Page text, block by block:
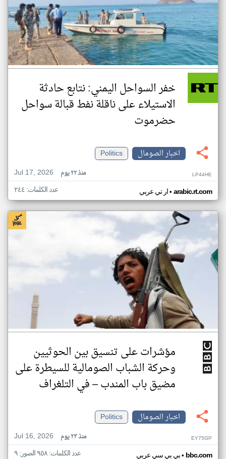
خفر السواحل اليمني: نتابع حادثة
الاستيلاء على ناقلة نفط قبالة سواحل
حضرموت
اخبار الصومال
Politics
Jul 17, 2026
منذ ٢٢ يوم LP44HE
ار تي عربي• arabic.rt.com عدد الكلمات: ٢٤٤
مؤشرات على تنسيق بين الحوثيين
وحركة الشباب الصومالية للسيطرة على
مضيق باب المندب – في التلغراف
اخبار الصومال
Politics
Jul 16, 2026
منذ ٢٣ يوم EY75GP
بي بي سي عربي• bbc.com عدد الكلمات: ٩٥٨ الصور: ٩